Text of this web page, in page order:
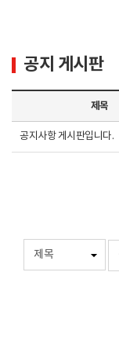
공지 게시판
제목
공지사항 게시판입니다.